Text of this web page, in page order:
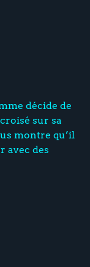
décide de
sur sa
montre qu’il
avec des